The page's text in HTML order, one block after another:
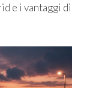
e i vantaggi di